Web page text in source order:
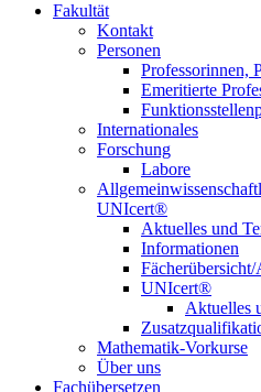
Fakultät
Kontakt
Personen
Professorinnen,
Emeritierte
Internationales
Forschung
Labore
UNIcert®
Aktuelles und
Informationen
UNIcert®
Aktuelles
Mathematik-Vorkurse
Über uns
Fachübersetzen